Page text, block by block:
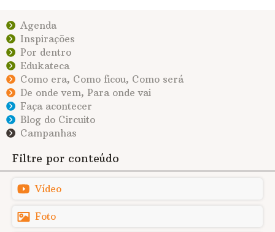
Agenda
Inspirações
Por dentro
Edukateca
Como era, Como ficou, Como será
De onde vem, Para onde vai
Faça acontecer
Blog do Circuito
Campanhas
Filtre por conteúdo
Vídeo
Foto